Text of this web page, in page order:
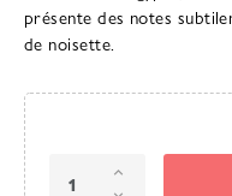
présente des notes
de noisette.